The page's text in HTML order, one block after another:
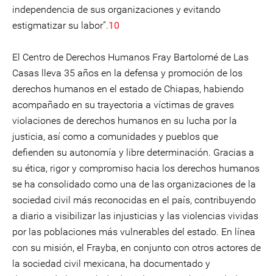
independencia de sus organizaciones y evitando
estigmatizar su labor”.10
El Centro de Derechos Humanos Fray Bartolomé de Las
Casas lleva 35 años en la defensa y promoción de los
derechos humanos en el estado de Chiapas, habiendo
acompañado en su trayectoria a víctimas de graves
violaciones de derechos humanos en su lucha por la
justicia, así como a comunidades y pueblos que
defienden su autonomía y libre determinación. Gracias a
su ética, rigor y compromiso hacia los derechos humanos
se ha consolidado como una de las organizaciones de la
sociedad civil más reconocidas en el país, contribuyendo
a diario a visibilizar las injusticias y las violencias vividas
por las poblaciones más vulnerables del estado. En línea
con su misión, el Frayba, en conjunto con otros actores de
la sociedad civil mexicana, ha documentado y